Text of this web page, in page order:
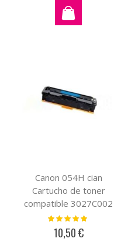
Canon 054H cian
Cartucho de toner
compatible 3027C002
(XL)
Valoración:
10,50 €